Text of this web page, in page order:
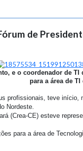
de
e o coordenador de
para a área de TI
profissionais, teve
Nordeste.
(Crea-CE) esteve
para a área de